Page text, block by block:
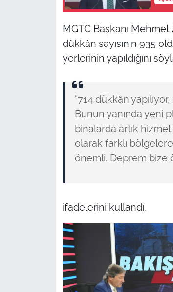
MGTC Başkanı Mehmet
dükkân sayısının 935
yerlerinin yapıldığını
“714 dükkân
Bunun yanında yeni
binalarda artık
olarak farklı
önemli. Deprem bize
ifadelerini kullandı.